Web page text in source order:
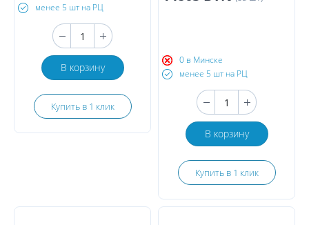
менее 5 шт на РЦ
В корзину
Купить в 1 клик
0 в Минске
менее 5 шт на РЦ
В корзину
Купить в 1 клик